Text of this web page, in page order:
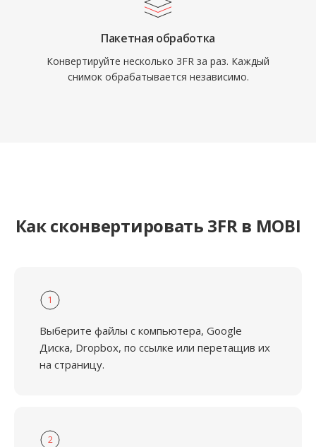
Пакетная обработка
Конвертируйте несколько 3FR за раз. Каждый
снимок обрабатывается независимо.
Как сконвертировать 3FR в MOBI
1
Выберите файлы с компьютера, Google
Диска, Dropbox, по ссылке или перетащив их
на страницу.
2